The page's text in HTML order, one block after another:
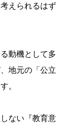
えられるはず
動機として多
地元の「公立
。
ない『教育意